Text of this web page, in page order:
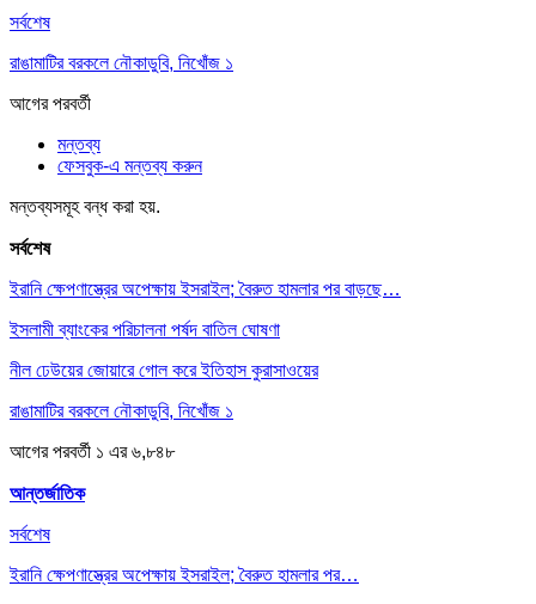
সর্বশেষ
রাঙামাটির বরকলে নৌকাডুবি, নিখোঁজ ১
আগেরপরবর্তী
মন্তব্য
ফেসবুক-এ মন্তব্য করুন
মন্তব্যসমূহ বন্ধ করা হয়.
সর্বশেষ
ইরানি ক্ষেপণাস্ত্রের অপেক্ষায় ইসরাইল; বৈরুত হামলার পর বাড়ছে…
ইসলামী ব্যাংকের পরিচালনা পর্ষদ বাতিল ঘোষণা
নীল ঢেউয়ের জোয়ারে গোল করে ইতিহাস কুরাসাওয়ের
রাঙামাটির বরকলে নৌকাডুবি, নিখোঁজ ১
আগেরপরবর্তী ১ এর ৬,৮৪৮
আন্তর্জাতিক
সর্বশেষ
ইরানি ক্ষেপণাস্ত্রের অপেক্ষায় ইসরাইল; বৈরুত হামলার পর…